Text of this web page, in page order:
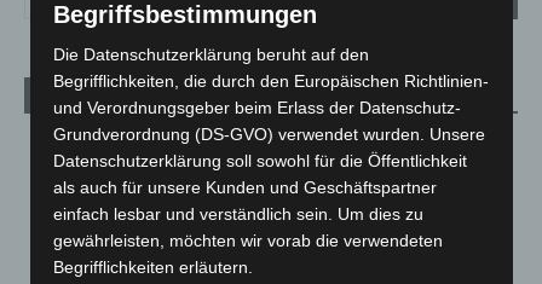
Aktuelle Beiträge
Region Hannover: 21 neue Notfallsanitäter starten beim
Roten Kreuz
5. August 2026
Mann läuft mit Hockeyschläger über A7 – Polizei sucht
Zeugen
Begriffsbestimmungen
Die Datenschutzerklärung beruht auf den
Begrifflichkeiten, die durch den Europäischen Richtlinien-
und Verordnungsgeber beim Erlass der Datenschutz-
Grundverordnung (DS-GVO) verwendet wurden. Unsere
Datenschutzerklärung soll sowohl für die Öffentlichkeit
als auch für unsere Kunden und Geschäftspartner
einfach lesbar und verständlich sein. Um dies zu
gewährleisten, möchten wir vorab die verwendeten
Begrifflichkeiten erläutern.